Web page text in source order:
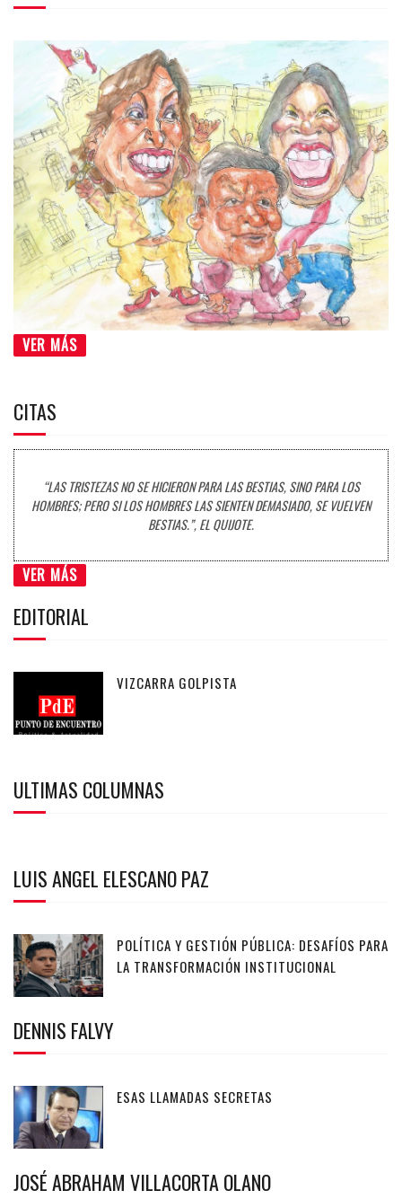
VER MÁS
CITAS
“LAS TRISTEZAS NO SE HICIERON PARA LAS BESTIAS, SINO PARA LOS
HOMBRES; PERO SI LOS HOMBRES LAS SIENTEN DEMASIADO, SE VUELVEN
BESTIAS.”, EL QUIJOTE.
VER MÁS
EDITORIAL
VIZCARRA GOLPISTA
ULTIMAS COLUMNAS
LUIS ANGEL ELESCANO PAZ
POLÍTICA Y GESTIÓN PÚBLICA: DESAFÍOS PARA
LA TRANSFORMACIÓN INSTITUCIONAL
DENNIS FALVY
ESAS LLAMADAS SECRETAS
JOSÉ ABRAHAM VILLACORTA OLANO